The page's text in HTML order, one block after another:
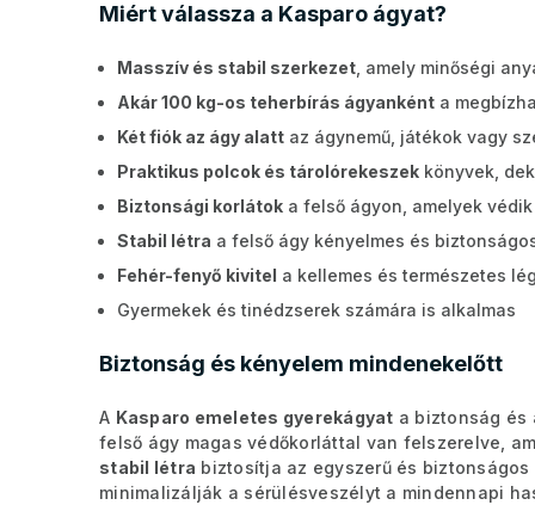
Miért válassza a Kasparo ágyat?
Masszív és stabil szerkezet , amely minőségi
Akár 100 kg-os teherbírás ágyanként a
Két fiók az ágy alatt az ágynemű, játékok vagy
Praktikus polcok és tárolórekeszek könyvek,
Biztonsági korlátok a felső ágyon, amelyek
Stabil létra a felső ágy kényelmes és
Fehér-fenyő kivitel a kellemes és természetes
Gyermekek és tinédzserek számára is alkalmas
Biztonság és kényelem mindenekelőtt
A Kasparo emeletes gyerekágyat a biztonság és
felső ágy magas védőkorláttal van felszerelve,
stabil létra biztosítja az egyszerű és
minimalizálják a sérülésveszélyt a mindennapi